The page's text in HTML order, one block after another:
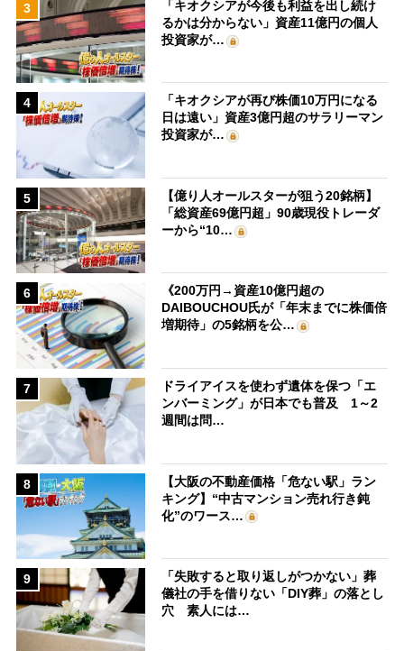
3
「キオクシアが今後も利益を出し続け
るかは分からない」資産11億円の個人
投資家が…
4
「キオクシアが再び株価10万円になる
日は遠い」資産3億円超のサラリーマン
投資家が…
5
【億り人オールスターが狙う20銘柄】
「総資産69億円超」90歳現役トレーダ
ーから“10…
6
《200万円→資産10億円超の
DAIBOUCHOU氏が「年末までに株価倍
増期待」の5銘柄を公…
7
ドライアイスを使わず遺体を保つ「エ
ンバーミング」が日本でも普及 1～2
週間は問…
8
【大阪の不動産価格「危ない駅」ラン
キング】“中古マンション売れ行き鈍
化”のワース…
9
「失敗すると取り返しがつかない」葬
儀社の手を借りない「DIY葬」の落とし
穴 素人には…